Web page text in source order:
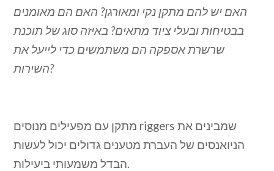
האם יש להם מתקן נקי ומאורגן? האם הם מאומנים
בבטיחות ובעלי ציוד מתאים? באיזה סוג של תוכנת
שרשרת אספקה הם משתמשים כדי לייעל את
השירות?
מתקן עם מפעילים מנוסים riggers שמבינים את
הניואנסים של העברת מטענים גדולים יכול לעשות
הבדל משמעותי ביעילות.